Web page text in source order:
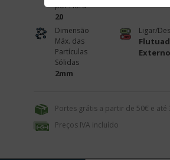
por Hora
20
Dimensão
Máx. das
Partículas
Sólidas
2mm
Ligar/
Externo
Portes grátis a partir de 50€ e até
Preços IVA incluído